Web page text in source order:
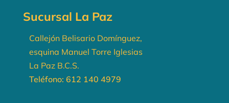
Sucursal La Paz
Callejón Belisario Domínguez,
esquina Manuel Torre Iglesias
La Paz B.C.S.
Teléfono: 612 140 4979